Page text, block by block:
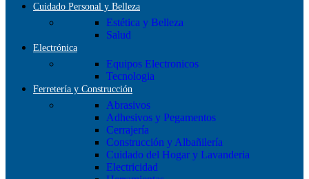
Cuidado Personal y Belleza
Estética y Belleza
Salud
Electrónica
Equipos Electronicos
Tecnologia
Ferretería y Construcción
Abrasivos
Adhesivos y Pegamentos
Cerrajería
Construcción y Albañilería
Cuidado del Hogar y Lavanderia
Electricidad